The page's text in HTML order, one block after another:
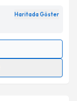
Haritada Göster